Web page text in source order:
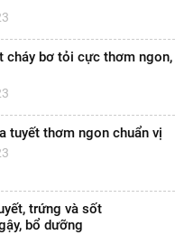
cháy bơ tỏi cực thơm ngon,
tuyết thơm ngon chuẩn vị
trứng và sốt
bổ dưỡng